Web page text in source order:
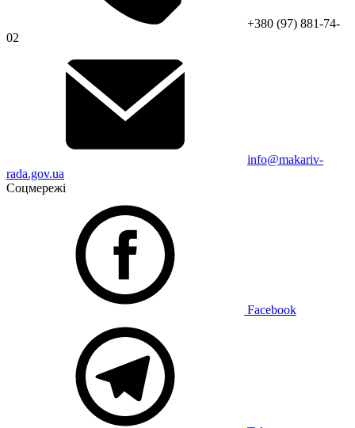
+380 (97) 881-74-
02
info@makariv-
rada.gov.ua
Соцмережі
Facebook